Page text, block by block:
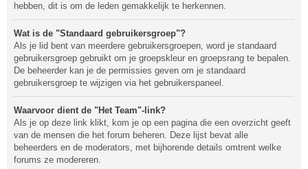
hebben, dit is om de leden gemakkelijk te herkennen.
Wat is de "Standaard gebruikersgroep"?
Als je lid bent van meerdere gebruikersgroepen, word je standaard
gebruikersgroep gebruikt om je groepskleur en groepsrang te bepalen.
De beheerder kan je de permissies geven om je standaard
gebruikersgroep te wijzigen via het gebruikerspaneel.
Waarvoor dient de "Het Team"-link?
Als je op deze link klikt, kom je op een pagina die een overzicht geeft
van de mensen die het forum beheren. Deze lijst bevat alle
beheerders en de moderators, met bijhorende details omtrent welke
forums ze modereren.